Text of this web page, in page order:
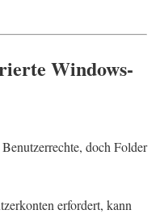
Windows-
doch Folder
erfordert, kann